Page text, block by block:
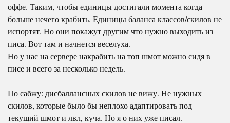
оффе. Таким, чтобы единицы достигали момента когда
больше нечего крабить. Единицы баланса классов/скилов не
испортят. Но они покажут другим что нужно выходить из
писа. Вот там и начнется веселуха.
Но у нас на сервере накрабить на топ шмот можно сидя в
писе и всего за несколько недель.
По сабжу: дисбаллансных скилов не вижу. Не нужных
скилов, которые было бы неплохо адаптировать под
текущий шмот и лвл, куча. Но я о них уже писал.